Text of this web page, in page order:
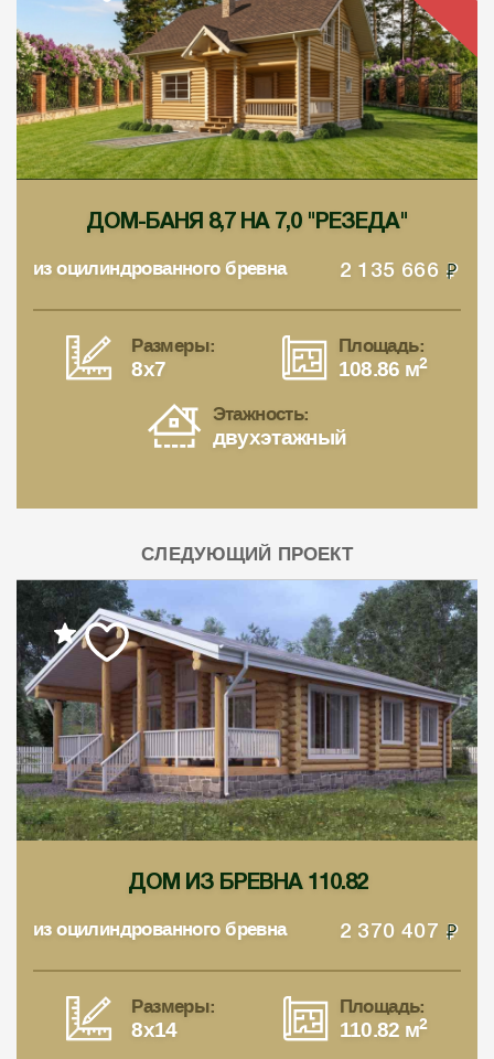
ДОМ-БАНЯ 8,7 НА 7,0 "РЕЗЕДА"
из оцилиндрованного бревна 2 135 666
Размеры:
8x7
Площадь:
108.86 м2
Этажность:
двухэтажный
СЛЕДУЮЩИЙ ПРОЕКТ
ДОМ ИЗ БРЕВНА 110.82
из оцилиндрованного бревна 2 370 407
Размеры:
8x14
Площадь:
110.82 м2